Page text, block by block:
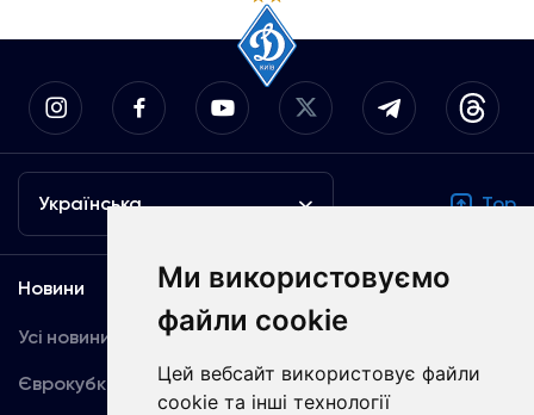
Ми використовуємо
файли cookie
Цей вебсайт використовує файли
cookie та інші технології
Українська Top
Новини
Усі новини
Єврокубки
Медіа
Динамо TV
Фотогалерея